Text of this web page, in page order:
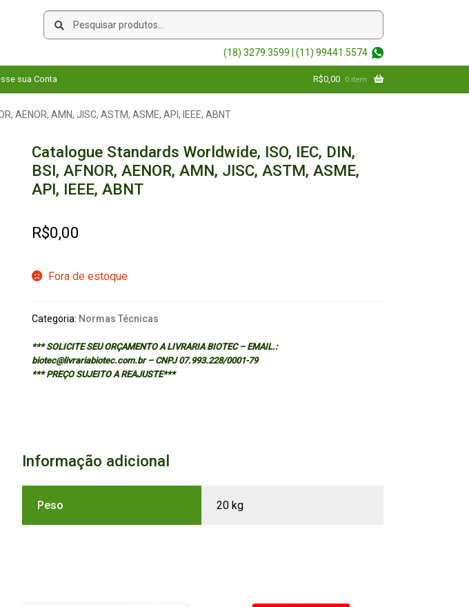
Pesquisar
Pesquisar
(18) 3279.3599 | (11) 99441.5574
sua Conta R$0,00 0 item
AENOR, AMN, JISC, ASTM, ASME, API, IEEE, ABNT
Catalogue Standards Worldwide, ISO, IEC, DIN,
BSI, AFNOR, AENOR, AMN, JISC, ASTM, ASME,
API, IEEE, ABNT
R$0,00
Fora de estoque
Categoria: Normas Técnicas
*** SOLICITE SEU ORÇAMENTO A LIVRARIA BIOTEC – EMAIL.:
biotec@livrariabiotec.com.br – CNPJ 07.993.228/0001-79
*** PREÇO SUJEITO A REAJUSTE***
Informação adicional
Peso 20 kg